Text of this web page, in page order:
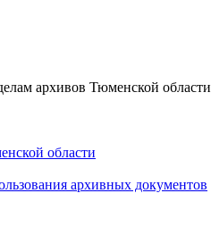
архивов Тюменской области
области
архивных документов